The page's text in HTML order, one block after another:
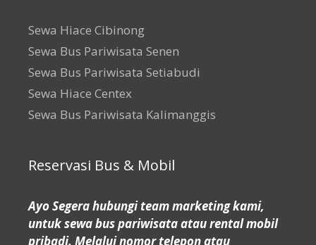
Sewa Hiace Cibinong
Sewa Bus Pariwisata Senen
Sewa Bus Pariwisata Setiabudi
Sewa Hiace Centex
Sewa Bus Pariwisata Kalimanggis
Reservasi Bus & Mobil
Ayo Segera hubungi team marketing kami,
untuk sewa bus pariwisata atau rental mobil
pribadi. Melalui nomor telepon atau